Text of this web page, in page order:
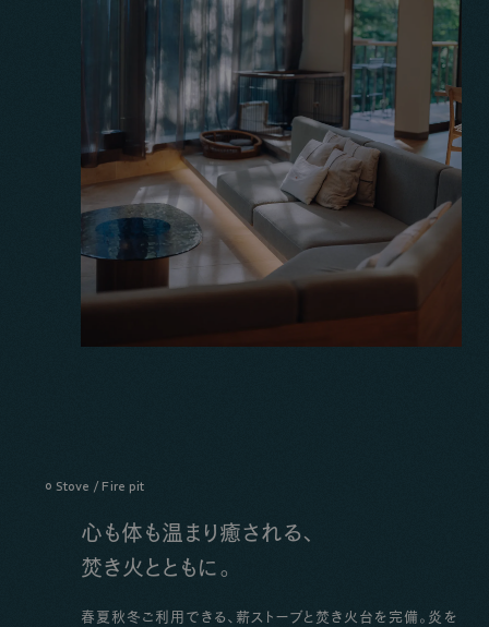
Stove / Fire pit
心も体も温まり癒される、
焚き火とともに。
春夏秋冬ご利用できる、薪ストーブと焚き火台を完備。炎を